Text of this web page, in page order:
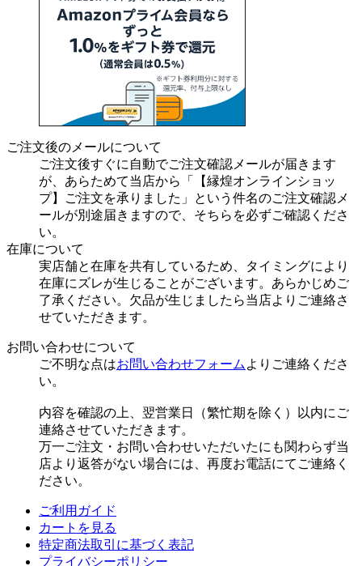
ご注文後のメールについて
ご注文後すぐに自動でご注文確認メールが届きます
が、あらためて当店から「【縁煌オンラインショッ
プ】ご注文を承りました」という件名のご注文確認メ
ールが別途届きますので、そちらを必ずご確認くださ
い。
在庫について
実店舗と在庫を共有しているため、タイミングにより
在庫にズレが生じることがございます。あらかじめご
了承ください。欠品が生じましたら当店よりご連絡さ
せていただきます。
お問い合わせについて
ご不明な点はお問い合わせフォームよりご連絡くださ
い。
内容を確認の上、翌営業日（繁忙期を除く）以内にご
連絡させていただきます。
万一ご注文・お問い合わせいただいたにも関わらず当
店より返答がない場合には、再度お電話にてご連絡く
ださい。
ご利用ガイド
カートを見る
特定商法取引に基づく表記
プライバシーポリシー